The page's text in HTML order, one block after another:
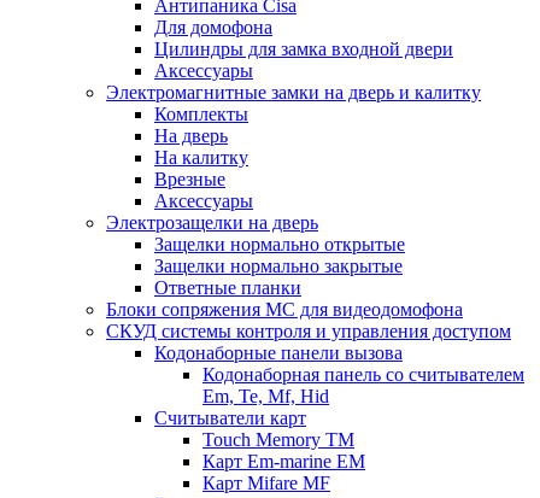
Антипаника Cisa
Для домофона
Цилиндры для замка входной двери
Аксессуары
Электромагнитные замки на дверь и калитку
Комплекты
На дверь
На калитку
Врезные
Аксессуары
Электрозащелки на дверь
Защелки нормально открытые
Защелки нормально закрытые
Ответные планки
Блоки сопряжения МС для видеодомофона
СКУД системы контроля и управления доступом
Кодонаборные панели вызова
Кодонаборная панель со считывателем
Em, Te, Mf, Hid
Считыватели карт
Touch Memory TM
Карт Em-marine EM
Карт Mifare MF